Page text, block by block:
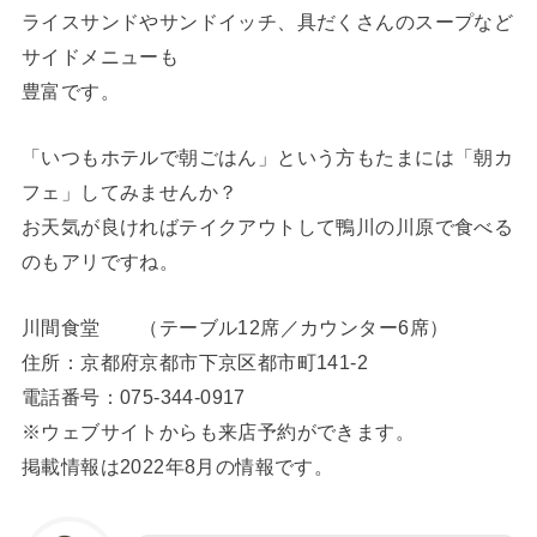
ライスサンドやサンドイッチ、具だくさんのスープなど
サイドメニューも
豊富です。
「いつもホテルで朝ごはん」という方もたまには「朝カ
フェ」してみませんか？
お天気が良ければテイクアウトして鴨川の川原で食べる
のもアリですね。
川間食堂 （テーブル12席／カウンター6席）
住所：京都府京都市下京区都市町141-2
電話番号：075-344-0917
※ウェブサイトからも来店予約ができます。
掲載情報は2022年8月の情報です。